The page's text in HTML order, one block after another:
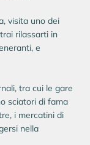
visita uno dei
rilassarti in
e
tra cui le gare
sciatori di fama
i mercatini di
nella